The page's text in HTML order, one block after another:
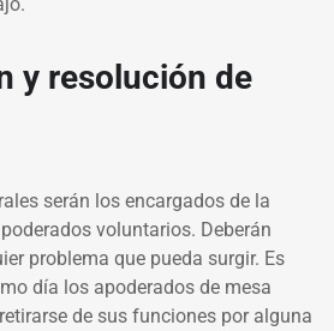
y resolución de
serán los encargados de la
voluntarios. Deberán
problema que pueda surgir. Es
día los apoderados de mesa
de sus funciones por alguna